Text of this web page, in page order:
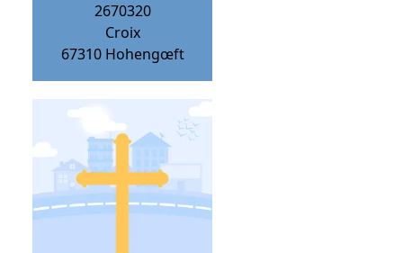
2670320
Croix
67310 Hohengœft